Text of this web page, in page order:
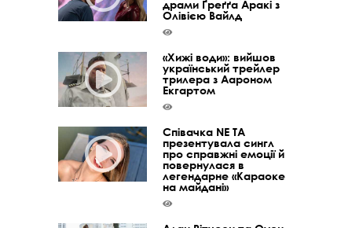
драми Ґреґґа Аракі з
Олівією Вайлд
«Хижі води»: вийшов
український трейлер
трилера з Аароном
Екгартом
Співачка NE TA
презентувала сингл
про справжні емоції й
повернулася в
легендарне «Караоке
на майдані»